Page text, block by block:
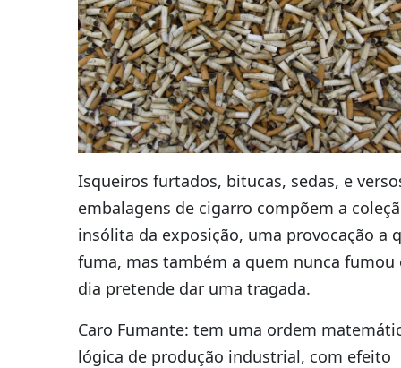
Isqueiros furtados, bitucas, sedas, e
embalagens de cigarro compõem a
insólita da exposição, uma provocação a
fuma, mas também a quem nunca fumou
dia pretende dar uma tragada.
Caro Fumante: tem uma ordem
lógica de produção industrial, com efeito